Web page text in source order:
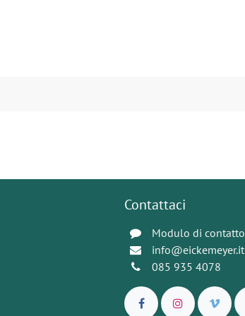
Contattaci
Modulo di contatto
info@eickemeyer.it
085 935 4078